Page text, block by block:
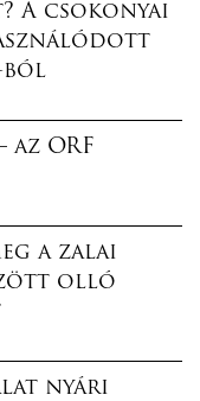
A csokonyai
ból
az ORF
a zalai
olló
nyári